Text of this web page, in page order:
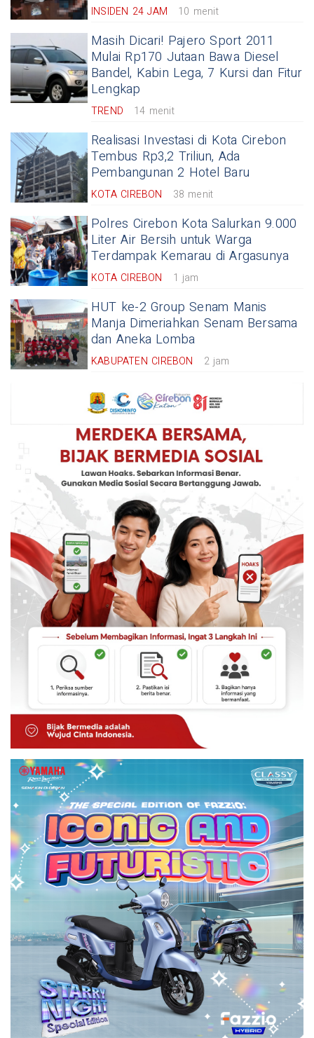
INSIDEN 24 JAM 10 menit
Masih Dicari! Pajero Sport 2011
Mulai Rp170 Jutaan Bawa Diesel
Bandel, Kabin Lega, 7 Kursi dan Fitur
Lengkap
TREND 14 menit
Realisasi Investasi di Kota Cirebon
Tembus Rp3,2 Triliun, Ada
Pembangunan 2 Hotel Baru
KOTA CIREBON 38 menit
Polres Cirebon Kota Salurkan 9.000
Liter Air Bersih untuk Warga
Terdampak Kemarau di Argasunya
KOTA CIREBON 1 jam
HUT ke-2 Group Senam Manis
Manja Dimeriahkan Senam Bersama
dan Aneka Lomba
KABUPATEN CIREBON 2 jam